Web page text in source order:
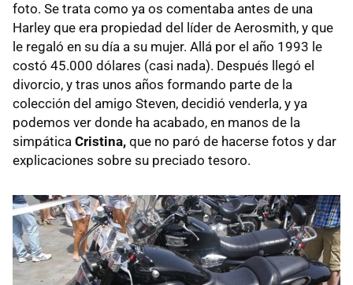
foto. Se trata como ya os comentaba antes de una
Harley que era propiedad del líder de Aerosmith, y que
le regaló en su día a su mujer. Allá por el año 1993 le
costó 45.000 dólares (casi nada). Después llegó el
divorcio, y tras unos años formando parte de la
colección del amigo Steven, decidió venderla, y ya
podemos ver donde ha acabado, en manos de la
simpática Cristina, que no paró de hacerse fotos y dar
explicaciones sobre su preciado tesoro.